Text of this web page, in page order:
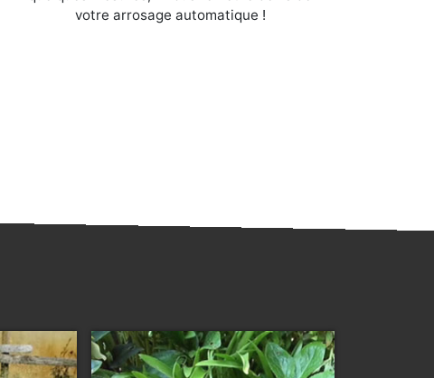
votre arrosage automatique !